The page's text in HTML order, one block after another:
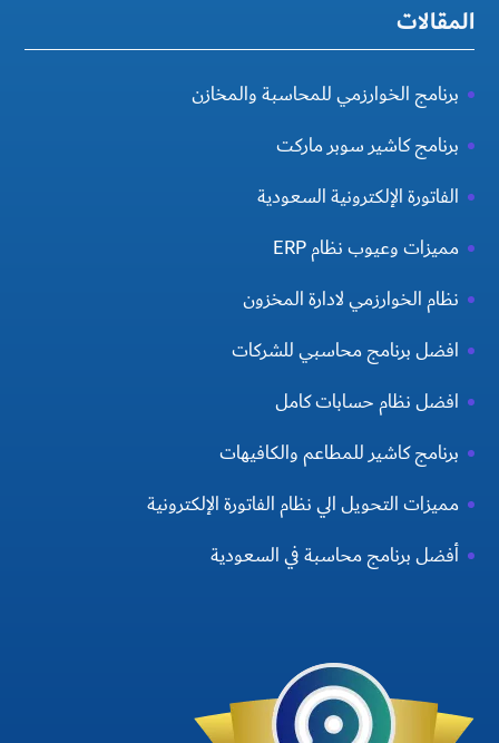
المقالات
برنامج الخوارزمي للمحاسبة والمخازن
برنامج كاشير سوبر ماركت
الفاتورة الإلكترونية السعودية
مميزات وعيوب نظام ERP
نظام الخوارزمي لادارة المخزون
افضل برنامج محاسبي للشركات
افضل نظام حسابات كامل
برنامج كاشير للمطاعم والكافيهات
مميزات التحويل الي نظام الفاتورة الإلكترونية
أفضل برنامج محاسبة في السعودية